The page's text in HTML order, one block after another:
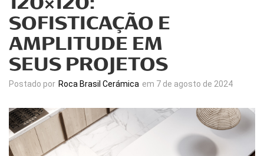
SOFISTICAÇÃO E
AMPLITUDE EM
SEUS PROJETOS
Postado por Roca Brasil Cerámica em 7 de agosto de 2024